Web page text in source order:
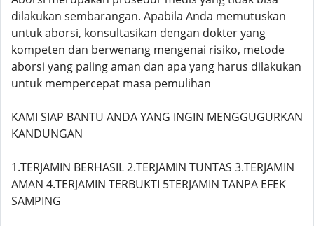
dilakukan sembarangan. Apabila Anda memutuskan
untuk aborsi, konsultasikan dengan dokter yang
kompeten dan berwenang mengenai risiko, metode
aborsi yang paling aman dan apa yang harus dilakukan
untuk mempercepat masa pemulihan
KAMI SIAP BANTU ANDA YANG INGIN MENGGUGURKAN
KANDUNGAN
1.TERJAMIN BERHASIL 2.TERJAMIN TUNTAS 3.TERJAMIN
AMAN 4.TERJAMIN TERBUKTI 5TERJAMIN TANPA EFEK
SAMPING